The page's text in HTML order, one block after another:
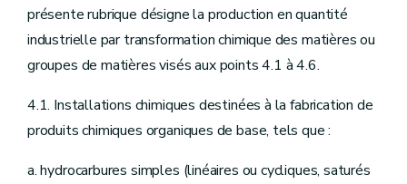
présente rubrique désigne la production en quantité
industrielle par transformation chimique des matières ou
groupes de matières visés aux points 4.1 à 4.6.
4.1. Installations chimiques destinées à la fabrication de
produits chimiques organiques de base, tels que :
a. hydrocarbures simples (linéaires ou cycliques, saturés